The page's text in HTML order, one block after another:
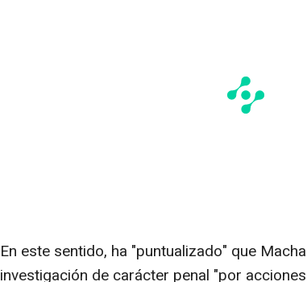
En este sentido, ha "puntualizado" que
investigación de carácter penal "por